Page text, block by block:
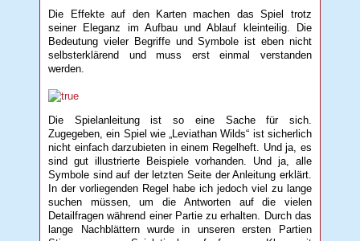
Die Effekte auf den Karten machen das Spiel trotz
seiner Eleganz im Aufbau und Ablauf kleinteilig. Die
Bedeutung vieler Begriffe und Symbole ist eben nicht
selbsterklärend und muss erst einmal verstanden
werden.
Die Spielanleitung ist so eine Sache für sich.
Zugegeben, ein Spiel wie „Leviathan Wilds“ ist sicherlich
nicht einfach darzubieten in einem Regelheft. Und ja, es
sind gut illustrierte Beispiele vorhanden. Und ja, alle
Symbole sind auf der letzten Seite der Anleitung erklärt.
In der vorliegenden Regel habe ich jedoch viel zu lange
suchen müssen, um die Antworten auf die vielen
Detailfragen während einer Partie zu erhalten. Durch das
lange Nachblättern wurde in unseren ersten Partien